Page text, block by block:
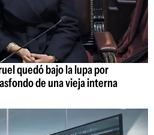
quedó bajo la lupa por
de una vieja interna